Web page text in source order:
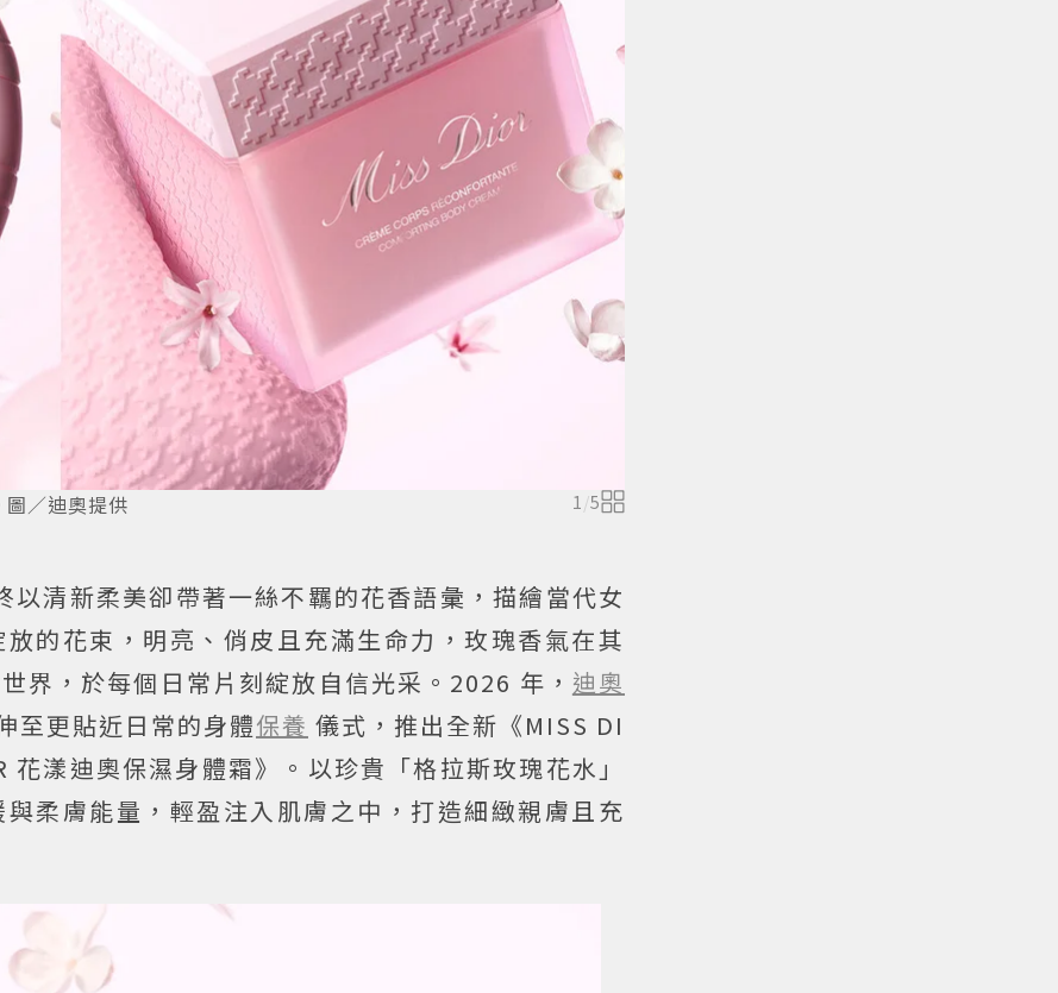
／迪奧提供 1 /5
清新柔美卻帶著一絲不羈的花香語彙，描繪當代女
的花束，明亮、俏皮且充滿生命力，玫瑰香氣在其
界，於每個日常片刻綻放自信光采。2026 年， 迪奧
至更貼近日常的身體保養 儀式，推出全新《MISS DI
花漾迪奧保濕身體霜》。以珍貴「格拉斯玫瑰花水」
柔膚能量，輕盈注入肌膚之中，打造細緻親膚且充